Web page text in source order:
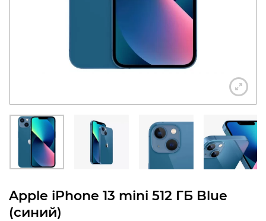
Apple iPhone 13 mini 512 ГБ Blue
(синий)
политикой
конфиденциальности
+7 812 318-40-14
(c 10:00 до 21:00, без
выходных)